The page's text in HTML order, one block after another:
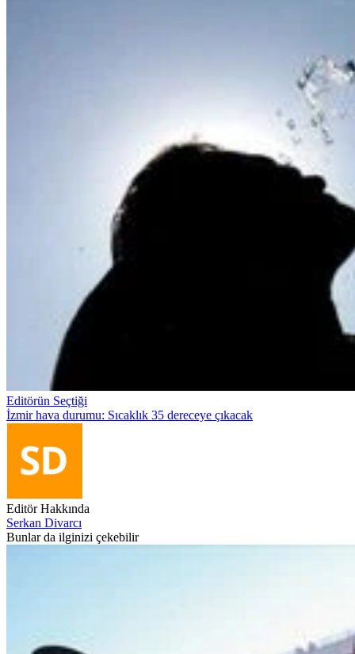
Editörün Seçtiği
İzmir hava durumu: Sıcaklık 35 dereceye çıkacak
Editör Hakkında
Serkan Divarcı
Bunlar da ilginizi çekebilir